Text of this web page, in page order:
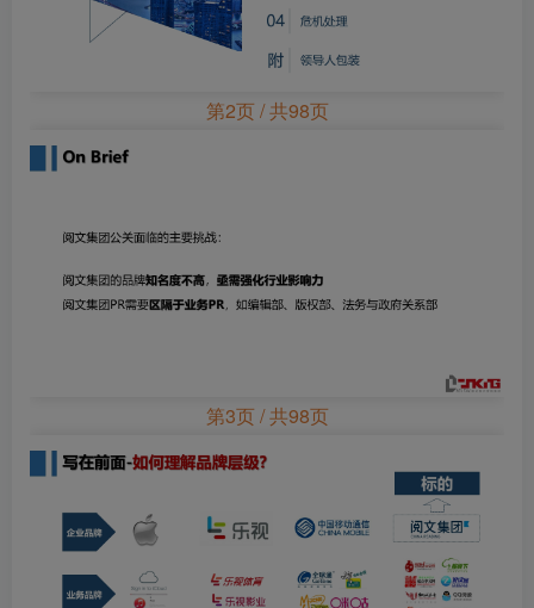
第2页 / 共98页
第3页 / 共98页